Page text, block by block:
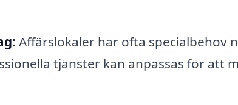
Affärslokaler har ofta specialbehov
tjänster kan anpassas för att